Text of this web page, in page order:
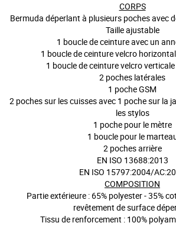
CORPS
Bermuda déperlant à plusieurs poches avec
Taille ajustable
1 boucle de ceinture avec un
1 boucle de ceinture velcro
1 boucle de ceinture velcro
2 poches latérales
1 poche GSM
2 poches sur les cuisses avec 1 poche sur la
les stylos
1 poche pour le mètre
1 boucle pour le
2 poches arrière
EN ISO 13688:2013
EN ISO 15797:2004/
COMPOSITION
Partie extérieure : 65% polyester - 35%
revêtement de surface
Tissu de renforcement : 100%